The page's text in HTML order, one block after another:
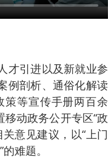
才引进以及新就业参
例剖析、通俗化解读
策等宣传手册两百余
动政务公开专区“政
意见建议，以“上门
难题。